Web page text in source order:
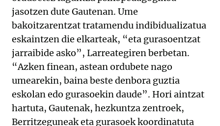
jasotzen dute Gautenan. Ume
bakoitzarentzat tratamendu indibidualizatua
eskaintzen die elkarteak, “eta gurasoentzat
jarraibide asko”, Larreategiren berbetan.
“Azken finean, astean ordubete nago
umearekin, baina beste denbora guztia
eskolan edo gurasoekin daude”. Hori aintzat
hartuta, Gautenak, hezkuntza zentroek,
Berritzeguneak eta gurasoek koordinatuta